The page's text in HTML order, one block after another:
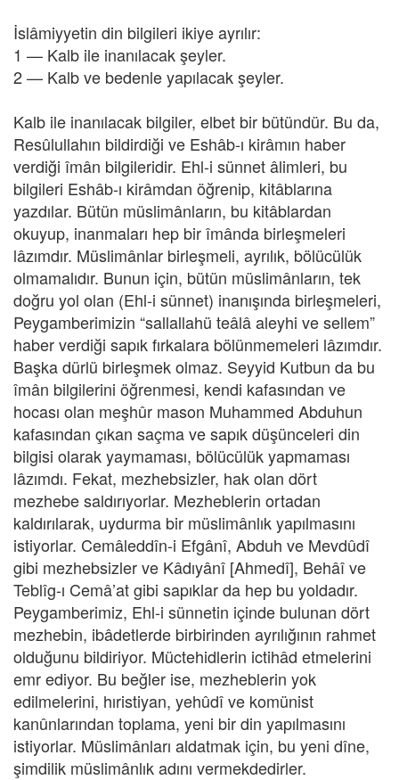
İslâmiyyetin din bilgileri ikiye ayrılır:
1 — Kalb ile inanılacak şeyler.
2 — Kalb ve bedenle yapılacak şeyler.
Kalb ile inanılacak bilgiler, elbet bir bütündür. Bu da,
Resûlullahın bildirdiği ve Eshâb-ı kirâmın haber
verdiği îmân bilgileridir. Ehl-i sünnet âlimleri, bu
bilgileri Eshâb-ı kirâmdan öğrenip, kitâblarına
yazdılar. Bütün müslimânların, bu kitâblardan
okuyup, inanmaları hep bir îmânda birleşmeleri
lâzımdır. Müslimânlar birleşmeli, ayrılık, bölücülük
olmamalıdır. Bunun için, bütün müslimânların, tek
doğru yol olan (Ehl-i sünnet) inanışında birleşmeleri,
Peygamberimizin “sallallahü teâlâ aleyhi ve sellem”
haber verdiği sapık fırkalara bölünmemeleri lâzımdır.
Başka dürlü birleşmek olmaz. Seyyid Kutbun da bu
îmân bilgilerini öğrenmesi, kendi kafasından ve
hocası olan meşhûr mason Muhammed Abduhun
kafasından çıkan saçma ve sapık düşünceleri din
bilgisi olarak yaymaması, bölücülük yapmaması
lâzımdı. Fekat, mezhebsizler, hak olan dört
mezhebe saldırıyorlar. Mezheblerin ortadan
kaldırılarak, uydurma bir müslimânlık yapılmasını
istiyorlar. Cemâleddîn-i Efgânî, Abduh ve Mevdûdî
gibi mezhebsizler ve Kâdıyânî [Ahmedî], Behâî ve
Teblîg-ı Cemâ’at gibi sapıklar da hep bu yoldadır.
Peygamberimiz, Ehl-i sünnetin içinde bulunan dört
mezhebin, ibâdetlerde birbirinden ayrılığının rahmet
olduğunu bildiriyor. Müctehidlerin ictihâd etmelerini
emr ediyor. Bu beğler ise, mezheblerin yok
edilmelerini, hıristiyan, yehûdî ve komünist
kanûnlarından toplama, yeni bir din yapılmasını
istiyorlar. Müslimânları aldatmak için, bu yeni dîne,
şimdilik müslimânlık adını vermekdedirler.